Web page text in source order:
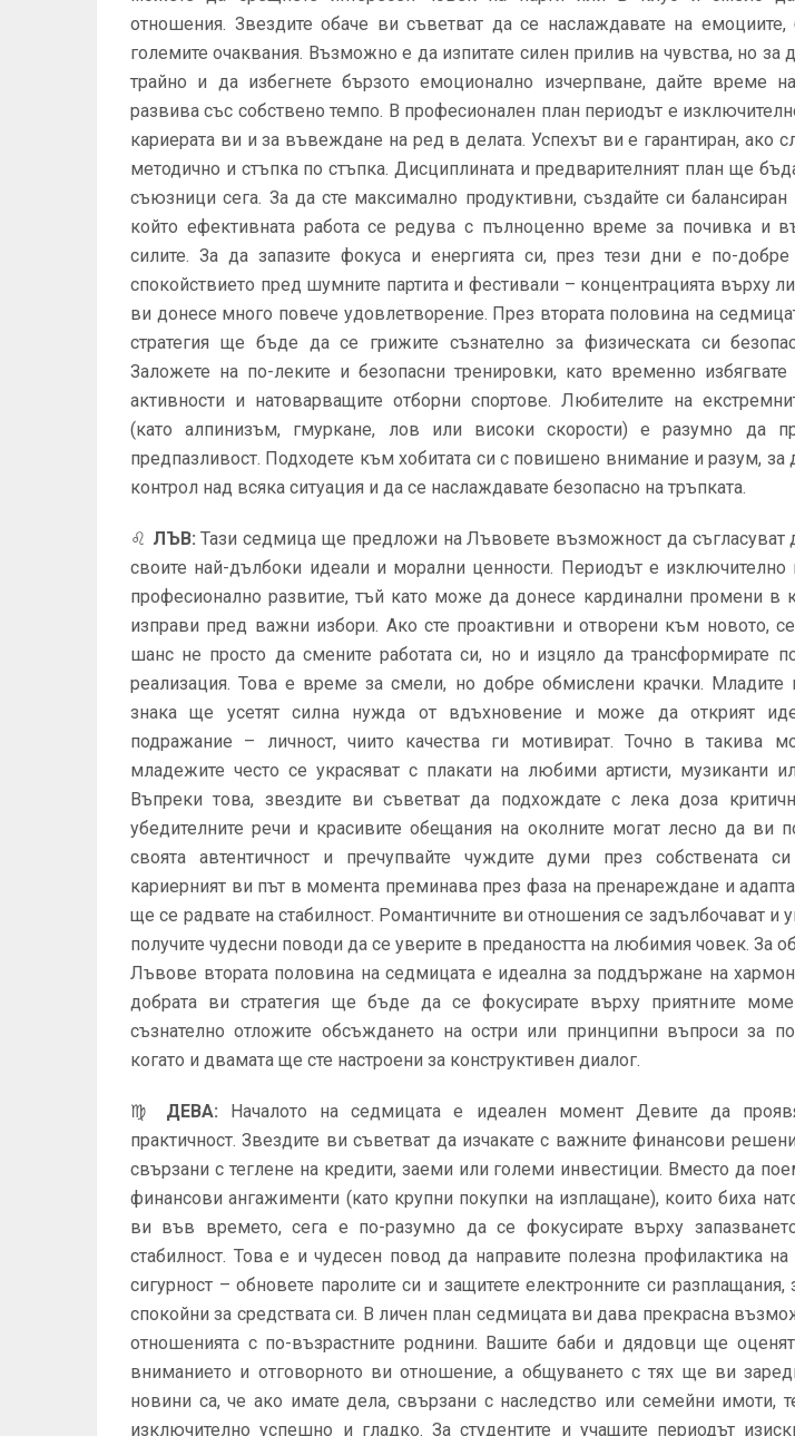
отношения. Звездите обаче ви съветват да се наслаждавате на емоциите,
големите очаквания. Възможно е да изпитате силен прилив на чувства, но за
трайно и да избегнете бързото емоционално изчерпване, дайте време
развива със собствено темпо. В професионален план периодът е
кариерата ви и за въвеждане на ред в делата. Успехът ви е гарантиран, ако
методично и стъпка по стъпка. Дисциплината и предварителният план ще
съюзници сега. За да сте максимално продуктивни, създайте си
който ефективната работа се редува с пълноценно време за почивка и
силите. За да запазите фокуса и енергията си, през тези дни е по-добре
спокойствието пред шумните партита и фестивали – концентрацията върху
ви донесе много повече удовлетворение. През втората половина на
стратегия ще бъде да се грижите съзнателно за физическата си
Заложете на по-леките и безопасни тренировки, като временно избягвате
активности и натоварващите отборни спортове. Любителите на
(като алпинизъм, гмуркане, лов или високи скорости) е разумно да
предпазливост. Подходете към хобитата си с повишено внимание и разум, за
контрол над всяка ситуация и да се наслаждавате безопасно на тръпката.
♌ ЛЪВ: Тази седмица ще предложи на Лъвовете възможност да съгласуват
своите най-дълбоки идеали и морални ценности. Периодът е
професионално развитие, тъй като може да донесе кардинални промени в
изправи пред важни избори. Ако сте проактивни и отворени към новото,
шанс не просто да смените работата си, но и изцяло да трансформирате
реализация. Това е време за смели, но добре обмислени крачки. Младите
знака ще усетят силна нужда от вдъхновение и може да открият
подражание – личност, чиито качества ги мотивират. Точно в такива
младежите често се украсяват с плакати на любими артисти, музиканти
Въпреки това, звездите ви съветват да подхождате с лека доза
убедителните речи и красивите обещания на околните могат лесно да ви
своята автентичност и пречупвайте чуждите думи през собствената
кариерният ви път в момента преминава през фаза на пренареждане и
ще се радвате на стабилност. Романтичните ви отношения се задълбочават и
получите чудесни поводи да се уверите в предаността на любимия човек. За
Лъвове втората половина на седмицата е идеална за поддържане на
добрата ви стратегия ще бъде да се фокусирате върху приятните
съзнателно отложите обсъждането на остри или принципни въпроси за
когато и двамата ще сте настроени за конструктивен диалог.
♍ ДЕВА: Началото на седмицата е идеален момент Девите да
практичност. Звездите ви съветват да изчакате с важните финансови
свързани с теглене на кредити, заеми или големи инвестиции. Вместо да
финансови ангажименти (като крупни покупки на изплащане), които биха
ви във времето, сега е по-разумно да се фокусирате върху
стабилност. Това е и чудесен повод да направите полезна профилактика на
сигурност – обновете паролите си и защитете електронните си разплащания,
спокойни за средствата си. В личен план седмицата ви дава прекрасна
отношенията с по-възрастните роднини. Вашите баби и дядовци ще
вниманието и отговорното ви отношение, а общуването с тях ще ви
новини са, че ако имате дела, свързани с наследство или семейни имоти,
изключително успешно и гладко. За студентите и учащите периодът